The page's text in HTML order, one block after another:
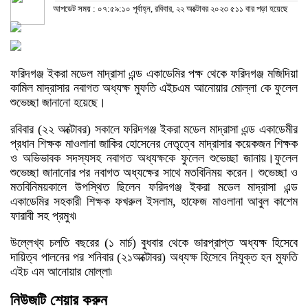
আপডেট সময় : ০৭:৫৯:১০ পূর্বাহ্ন, রবিবার, ২২ অক্টোবর ২০২৩ ৫১১ বার পড়া হয়েছে
ফরিদগঞ্জ ইকরা মডেল মাদ্রাসা এন্ড একাডেমির পক্ষ থেকে ফরিদগঞ্জ মজিদিয়া
কামিল মাদ্রাসার নবাগত অধ্যক্ষ মুফতি এইচএম আনোয়ার মোল্লা কে ফুলেল
শুভেচ্ছা জানানো হয়েছে।
রবিবার (২২ অক্টোবর) সকালে ফরিদগঞ্জ ইকরা মডেল মাদ্রাসা এন্ড একাডেমীর
প্রধান শিক্ষক মাওলানা জাকির হোসেনের নেতৃত্বে মাদ্রাসার কয়েকজন শিক্ষক
ও অভিভাবক সদস্যসহ নবাগত অধ্যক্ষকে ফুলেল শুভেচ্ছা জানায়।ফুলেল
শুভেচ্ছা জানানোর পর নবাগত অধ্যক্ষের সাথে মতবিনিময় করেন। শুভেচ্ছা ও
মতবিনিময়কালে উপস্থিত ছিলেন ফরিদগঞ্জ ইকরা মডেল মাদ্রাসা এন্ড
একাডেমির সহকারী শিক্ষক ফখরুল ইসলাম, হাফেজ মাওলানা আবুল কাশেম
ফারাবী সহ প্রমুখ৷
উল্লেখ্য চলতি বছরের (১ মার্চ) বুধবার থেকে ভারপ্রাপ্ত অধ্যক্ষ হিসেবে
দায়িত্ব পালনের পর শনিবার (২১অক্টোবর) অধ্যক্ষ হিসেবে নিযুক্ত হন মুফতি
এইচ এম আনোয়ার মোল্লা৷
নিউজটি শেয়ার করুন